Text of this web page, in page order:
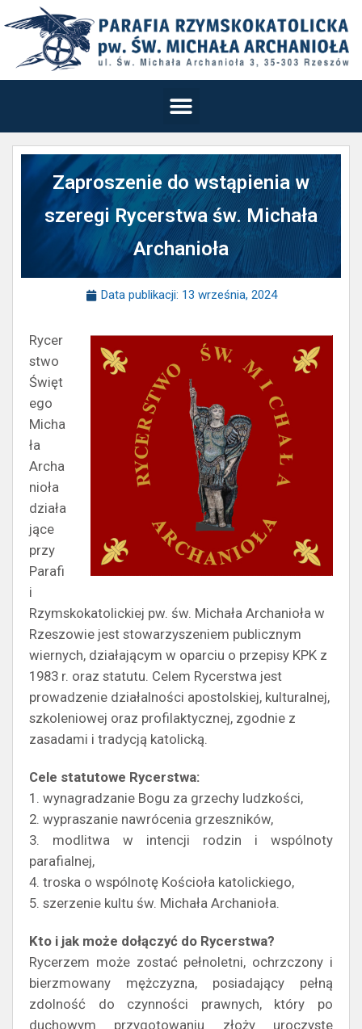
Zaproszenie do wstąpienia w
szeregi Rycerstwa św. Michała
Archanioła
Data publikacji: 13 września, 2024
Rycer
stwo
Święt
ego
Micha
ła
Archa
nioła
działa
jące
przy
Parafi
i
Rzymskokatolickiej pw. św. Michała Archanioła w
Rzeszowie jest stowarzyszeniem publicznym
wiernych, działającym w oparciu o przepisy KPK z
1983 r. oraz statutu. Celem Rycerstwa jest
prowadzenie działalności apostolskiej, kulturalnej,
szkoleniowej oraz profilaktycznej, zgodnie z
zasadami i tradycją katolicką.
Cele statutowe Rycerstwa:
1. wynagradzanie Bogu za grzechy ludzkości,
2. wypraszanie nawrócenia grzeszników,
3. modlitwa w intencji rodzin i wspólnoty
parafialnej,
4. troska o wspólnotę Kościoła katolickiego,
5. szerzenie kultu św. Michała Archanioła.
Kto i jak może dołączyć do Rycerstwa?
Rycerzem może zostać pełnoletni, ochrzczony i
bierzmowany mężczyzna, posiadający pełną
zdolność do czynności prawnych, który po
duchowym przygotowaniu złoży uroczyste